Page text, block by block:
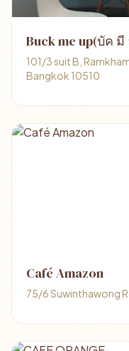
Buck me up(บัค
101/3 suit B,
Bangkok 10510
Café Amazon
75/6 Suwinthawong